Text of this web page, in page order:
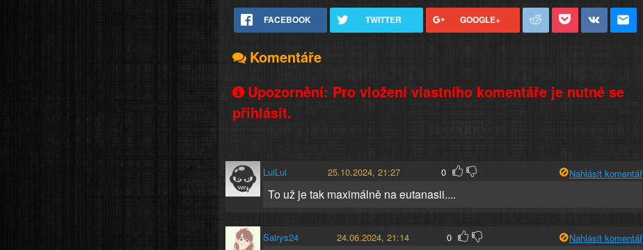
FACEBOOK TWITTER GOOGLE+
Komentáře
Upozornění: Pro vložení vlastního komentáře je nutné se
přihlásit.
LuiLui 25.10.2024, 21:27 0 Nahlásit komentář
To už je tak maximálně na eutanasii....
Sairys24 24.06.2024, 21:14 0 Nahlásit komentář